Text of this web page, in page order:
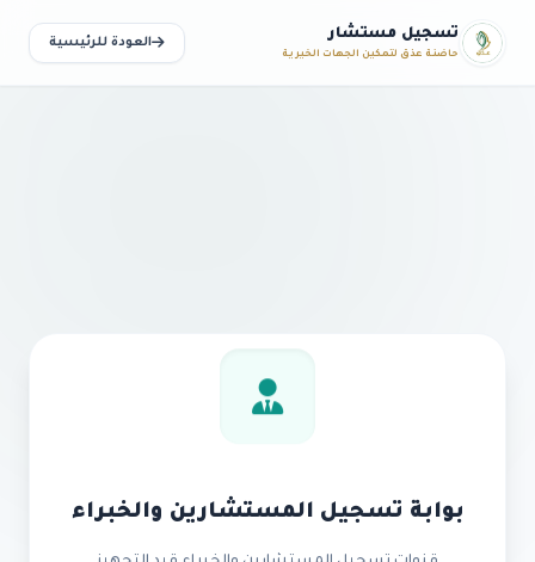
تسجيل مستشار
حاضنة عذق لتمكين الجهات الخيرية
العودة للرئيسية
بوابة تسجيل المستشارين والخبراء